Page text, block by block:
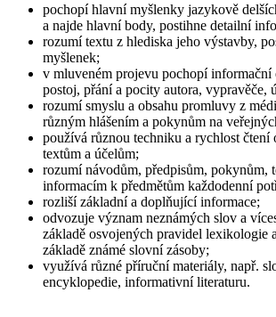
pochopí hlavní myšlenky jazykově
a najde hlavní body, postihne detailní
rozumí textu z hlediska jeho výstavby,
myšlenek;
v mluveném projevu pochopí informační
postoj, přání a pocity autora, vypravěče,
rozumí smyslu a obsahu promluvy z
různým hlášením a pokynům na
používá různou techniku a rychlost
textům a účelům;
rozumí návodům, předpisům, pokynům,
informacím k předmětům každodenní
rozliší základní a doplňující informace;
odvozuje význam neznámých slov a
základě osvojených pravidel lexikologie
základě známé slovní zásoby;
využívá různé příruční materiály, např.
encyklopedie, informativní literaturu.